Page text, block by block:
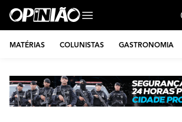
MATÉRIAS COLUNISTAS GASTRONOMIA